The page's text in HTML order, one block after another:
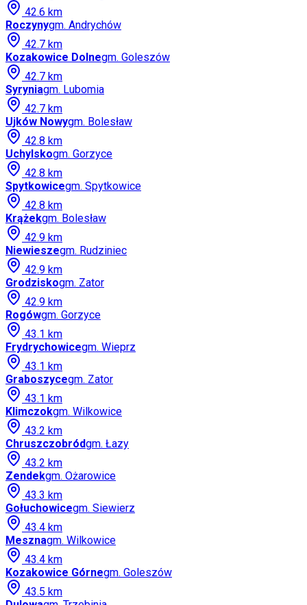
42.6 km
Roczynygm. Andrychów
42.7 km
Kozakowice Dolnegm. Goleszów
42.7 km
Syryniagm. Lubomia
42.7 km
Ujków Nowygm. Bolesław
42.8 km
Uchylskogm. Gorzyce
42.8 km
Spytkowicegm. Spytkowice
42.8 km
Krążekgm. Bolesław
42.9 km
Niewieszegm. Rudziniec
42.9 km
Grodziskogm. Zator
42.9 km
Rogówgm. Gorzyce
43.1 km
Frydrychowicegm. Wieprz
43.1 km
Graboszycegm. Zator
43.1 km
Klimczokgm. Wilkowice
43.2 km
Chruszczobródgm. Łazy
43.2 km
Zendekgm. Ożarowice
43.3 km
Gołuchowicegm. Siewierz
43.4 km
Mesznagm. Wilkowice
43.4 km
Kozakowice Górnegm. Goleszów
43.5 km